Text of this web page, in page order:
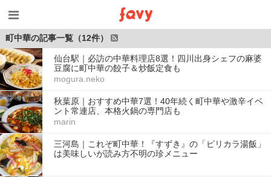
町中華の記事一覧（12件）
仙台駅｜必訪の中華料理店8選！四川出身シェフの麻婆
豆腐に町中華の餃子＆炒飯定食も
mogura.neko
秋葉原｜おすすめ中華7選！40年続く町中華や激辛イベ
ント常連店、本格火鍋の専門店も
marin
三河島｜これぞ町中華！『すずき』の「ピリカラ湯飯」
は美味しいが読み方不明の珍メニュー